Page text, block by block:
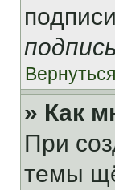
подпись
» Как
При
темы